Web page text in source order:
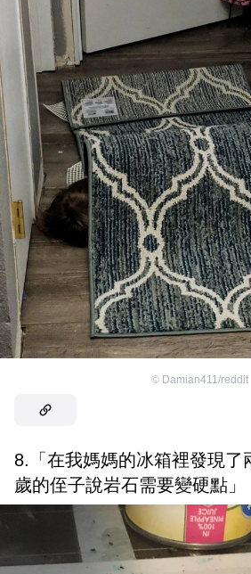
© Damian411/reddit
8.「在我媽媽的冰箱裡發現了
歲的侄子說岩石需要變硬點」